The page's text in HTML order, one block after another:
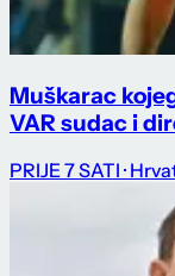
Muškarac
VAR sudac i
PRIJE 7 SATI ·